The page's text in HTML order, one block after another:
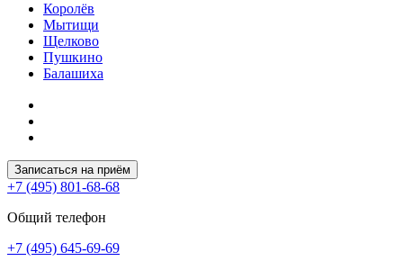
Королёв
Мытищи
Щелково
Пушкино
Балашиха
Записаться на приём
+7 (495) 801-68-68
Общий телефон
+7 (495) 645-69-69